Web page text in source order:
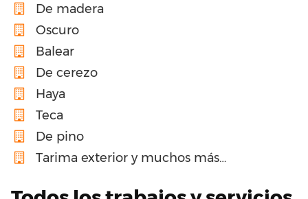
De madera
Oscuro
Balear
De cerezo
Haya
Teca
De pino
Tarima exterior y muchos más…